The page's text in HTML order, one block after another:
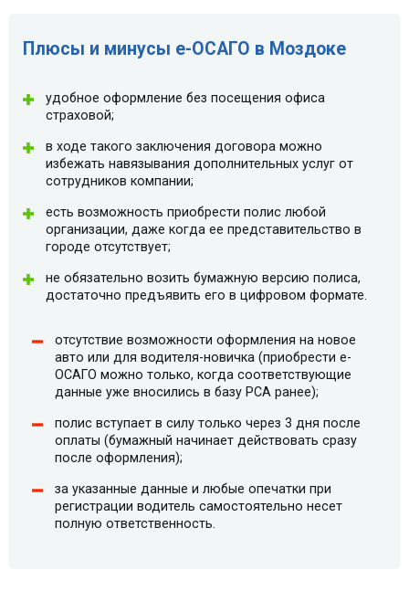
Плюсы и минусы e-ОСАГО в Моздоке
удобное оформление без посещения офиса
страховой;
в ходе такого заключения договора можно
избежать навязывания дополнительных услуг от
сотрудников компании;
есть возможность приобрести полис любой
организации, даже когда ее представительство в
городе отсутствует;
не обязательно возить бумажную версию полиса,
достаточно предъявить его в цифровом формате.
отсутствие возможности оформления на новое
авто или для водителя-новичка (приобрести e-
ОСАГО можно только, когда соответствующие
данные уже вносились в базу РСА ранее);
полис вступает в силу только через 3 дня после
оплаты (бумажный начинает действовать сразу
после оформления);
за указанные данные и любые опечатки при
регистрации водитель самостоятельно несет
полную ответственность.